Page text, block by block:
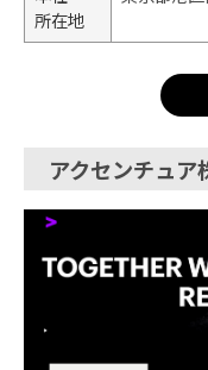
所在地
アクセンチュア